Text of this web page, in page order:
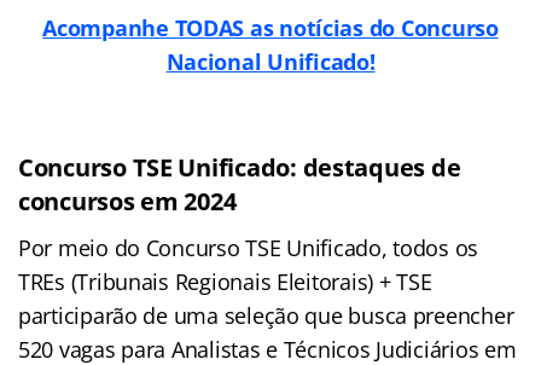
Acompanhe TODAS as notícias do Concurso
Nacional Unificado!
Concurso TSE Unificado: destaques de
concursos em 2024
Por meio do Concurso TSE Unificado, todos os
TREs (Tribunais Regionais Eleitorais) + TSE
participarão de uma seleção que busca preencher
520 vagas para Analistas e Técnicos Judiciários em